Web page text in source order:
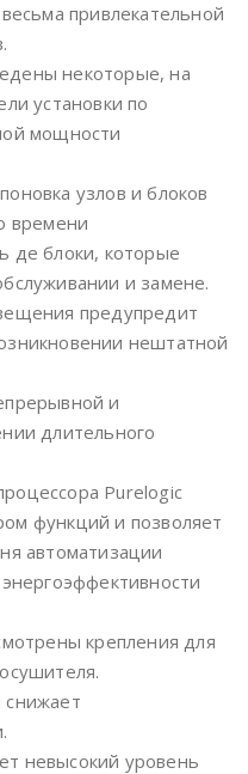
привлекательной
некоторые, на
установки по
мощности
узлов и блоков
времени
де блоки, которые
и замене.
предупредит
нештатной
и
длительного
Purelogic
функций и позволяет
автоматизации
крепления для
невысокий уровень